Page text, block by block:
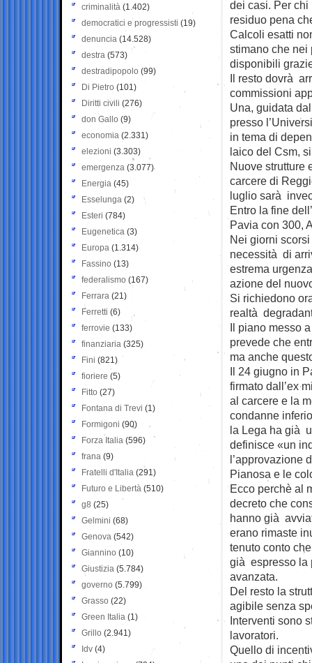
dei casi. Per chi
residuo pena
Calcoli esatti
stimano che nei
disponibili
Il resto dovrà
commissioni
Una, guidata
presso
in tema di
laico del Csm,
Nuove strutture
carcere di
luglio sarà
Entro la fine
Pavia con 300,
Nei giorni
necessità di
estrema
azione del
Si richiedono
realtà
Il piano messo
prevede che
ma anche
Il 24 giugno in
firmato dall’ex
al carcere e la
condanne
la Lega ha già
definisce «un
l’approvazione
Pianosa e le
Ecco perchè al
decreto che
hanno già
erano rimaste
tenuto conto
già espresso la
avanzata.
Del resto la
agibile senza
Interventi sono
lavoratori.
Quello di
criminalità (1.402)
democratici e progressisti (19)
denuncia (14.528)
destra (573)
destradipopolo (99)
Di Pietro (101)
Diritti civili (276)
don Gallo (9)
economia (2.331)
elezioni (3.303)
emergenza (3.077)
Energia (45)
Esselunga (2)
Esteri (784)
Eugenetica (3)
Europa (1.314)
Fassino (13)
federalismo (167)
Ferrara (21)
Ferretti (6)
ferrovie (133)
finanziaria (325)
Fini (821)
fioriere (5)
Fitto (27)
Fontana di Trevi (1)
Formigoni (90)
Forza Italia (596)
frana (9)
Fratelli d'Italia (291)
Futuro e Libertà (510)
g8 (25)
Gelmini (68)
Genova (542)
Giannino (10)
Giustizia (5.784)
governo (5.799)
Grasso (22)
Green Italia (1)
Grillo (2.941)
Idv (4)